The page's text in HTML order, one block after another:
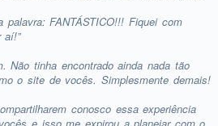
FANTÁSTICO!!! Fiquei com
Não tinha encontrado ainda nada tão
o site de vocês. Simplesmente demais!
conosco essa experiência